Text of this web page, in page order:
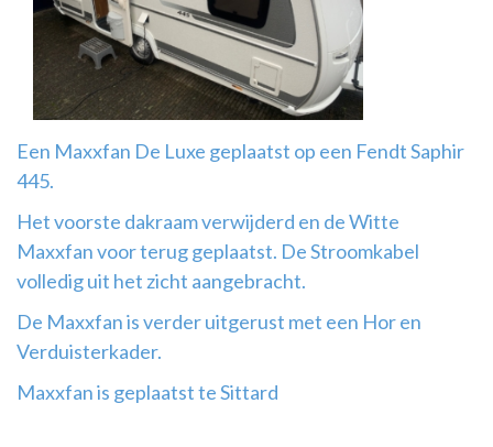
montage
Een Maxxfan De Luxe geplaatst op een Fendt Saphir
445.
Het voorste dakraam verwijderd en de Witte
Maxxfan voor terug geplaatst. De Stroomkabel
volledig uit het zicht aangebracht.
De Maxxfan is verder uitgerust met een Hor en
Verduisterkader.
Maxxfan is geplaatst te Sittard